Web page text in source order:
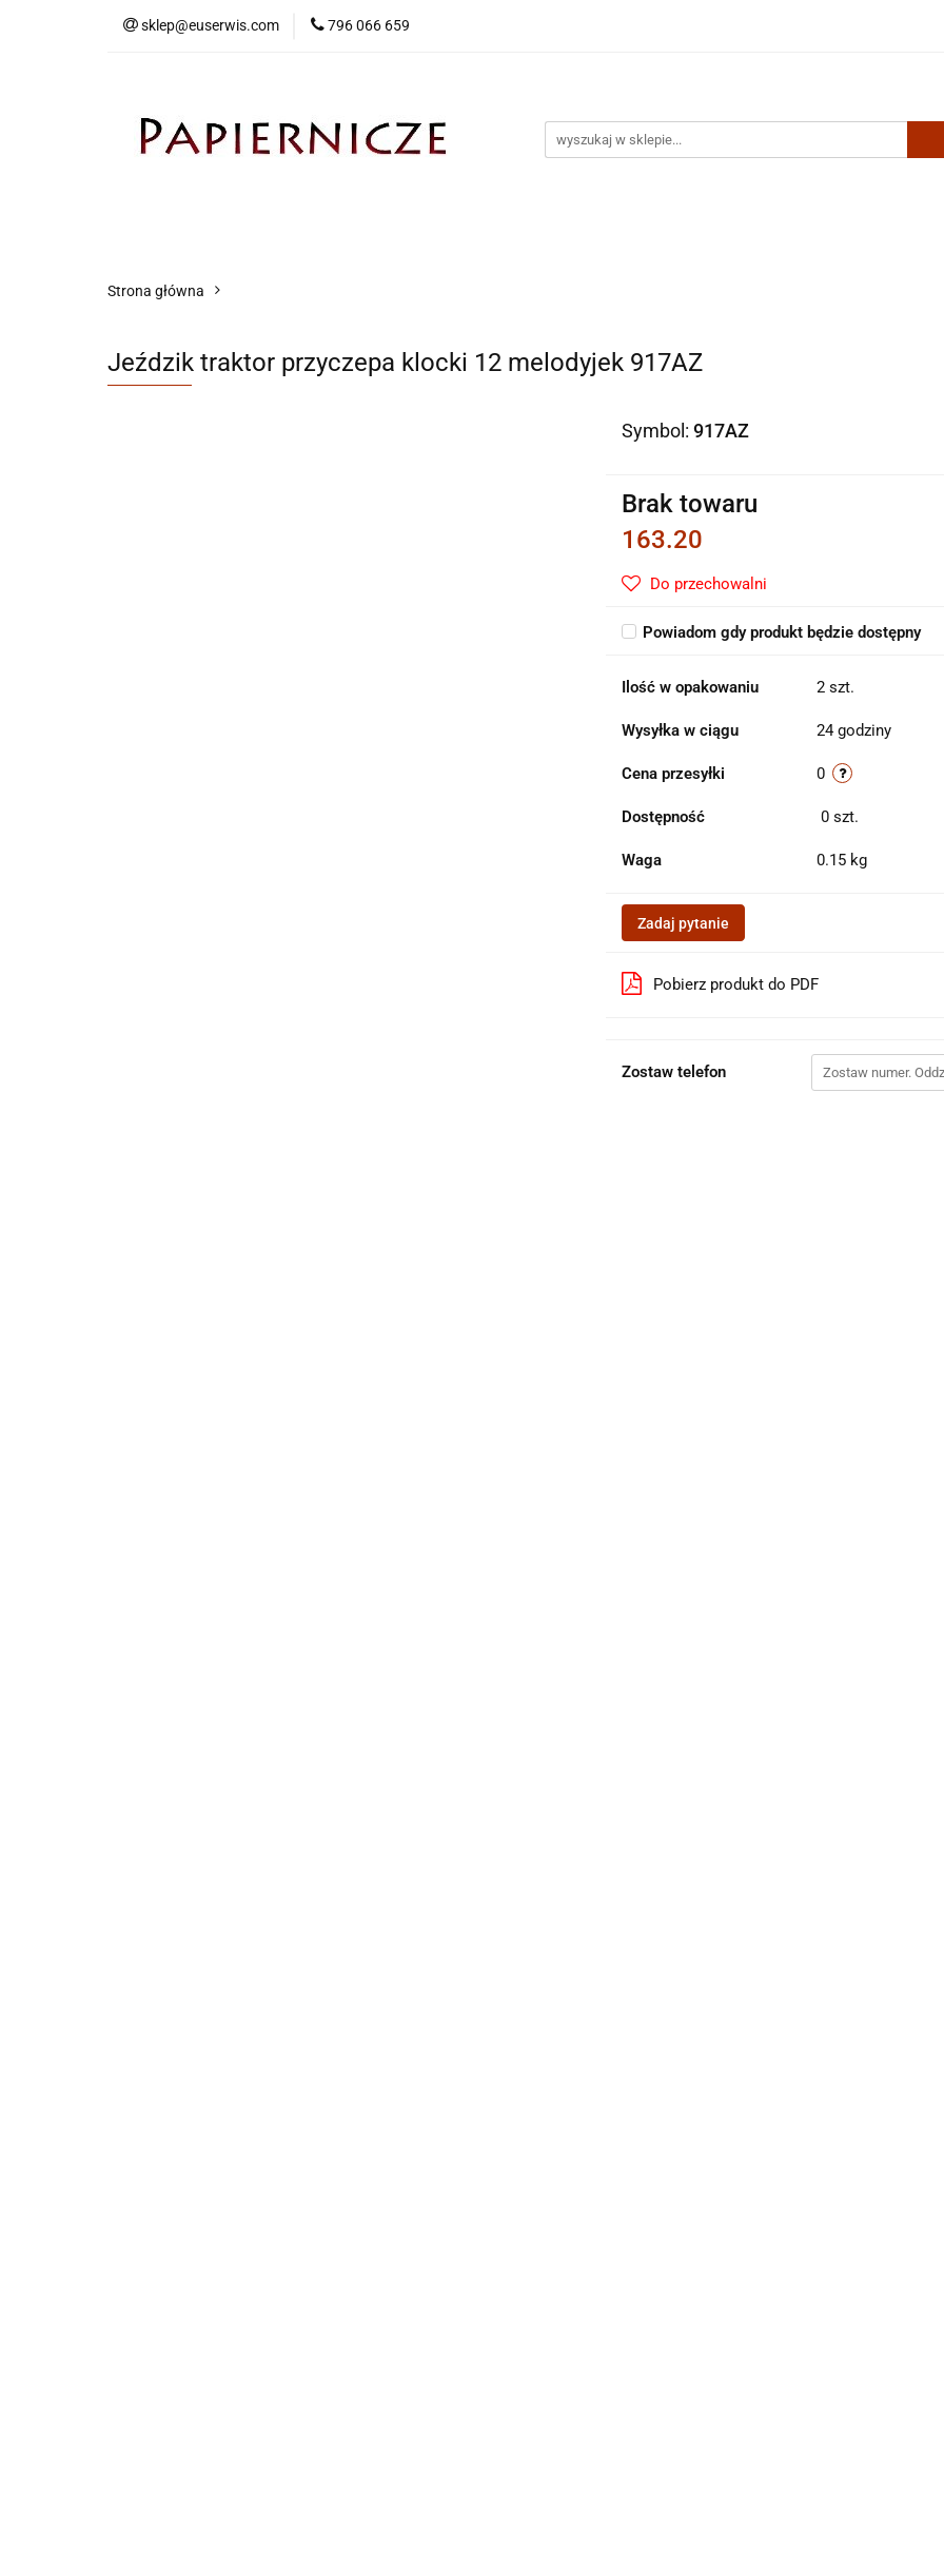
sklep@euserwis.com 796 066 659
Strona główna
Jeździk traktor przyczepa klocki 12 melodyjek 917AZ
Symbol: 917AZ
Brak towaru
163.20
Do przechowalni
Powiadom gdy produkt będzie dostępny
Ilość w opakowaniu 2 szt.
Wysyłka w ciągu 24 godziny
Cena przesyłki 0
Dostępność 0 szt.
Waga 0.15 kg
Zadaj pytanie
Pobierz produkt do PDF
Zostaw telefon